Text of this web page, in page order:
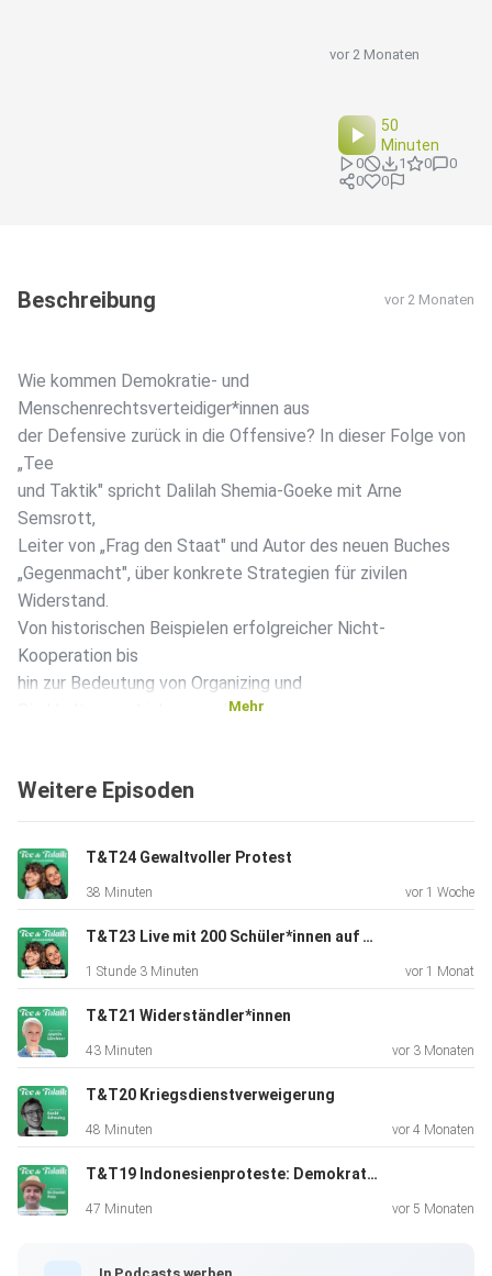
vor 2 Monaten
50
Minuten
0 1 0
0
0
0
Beschreibung vor 2 Monaten
Wie kommen Demokratie- und
Menschenrechtsverteidiger*innen aus
der Defensive zurück in die Offensive? In dieser Folge von
„Tee
und Taktik" spricht Dalilah Shemia-Goeke mit Arne
Semsrott,
Leiter von „Frag den Staat" und Autor des neuen Buches
„Gegenmacht", über konkrete Strategien für zivilen
Widerstand.
Von historischen Beispielen erfolgreicher Nicht-
Kooperation bis
hin zur Bedeutung von Organizing und
Rückhaltsverschiebung, geht
Macht und Handlungsfähigkeit aufbauen.
Schreibt uns eine Mail an teeundtaktik@proton.me
Bleibt auf dem Laufendem:
Mehr
Weitere Episoden
T&T24 Gewaltvoller Protest
38 Minuten vor 1 Woche
T&T23 Live mit 200 Schüler*innen auf der Phil.Cologne
1 Stunde 3 Minuten vor 1 Monat
T&T21 Widerständler*innen
43 Minuten vor 3 Monaten
T&T20 Kriegsdienstverweigerung
48 Minuten vor 4 Monaten
T&T19 Indonesienproteste: Demokratie oder Diktatur?
47 Minuten vor 5 Monaten